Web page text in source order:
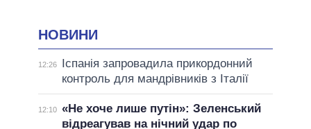
НОВИНИ
12:26
Іспанія запровадила прикордонний
контроль для мандрівників з Італії
12:10 «Не хоче лише путін»: Зеленський
відреагував на нічний удар по